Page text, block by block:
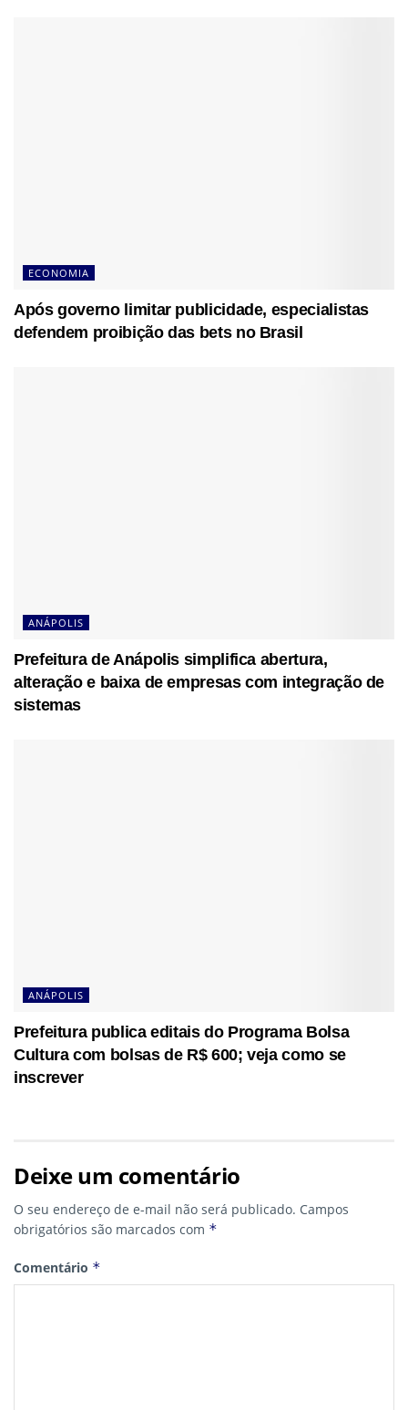
ECONOMIA
Após governo limitar publicidade, especialistas
defendem proibição das bets no Brasil
ANÁPOLIS
Prefeitura de Anápolis simplifica abertura,
alteração e baixa de empresas com integração de
sistemas
ANÁPOLIS
Prefeitura publica editais do Programa Bolsa
Cultura com bolsas de R$ 600; veja como se
inscrever
Deixe um comentário
O seu endereço de e-mail não será publicado. Campos
obrigatórios são marcados com *
Comentário *